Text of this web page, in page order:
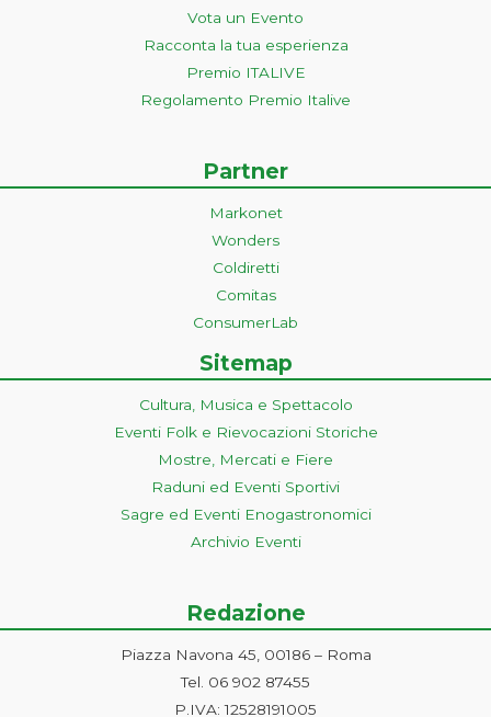
Vota un Evento
Racconta la tua esperienza
Premio ITALIVE
Regolamento Premio Italive
Partner
Markonet
Wonders
Coldiretti
Comitas
ConsumerLab
Sitemap
Cultura, Musica e Spettacolo
Eventi Folk e Rievocazioni Storiche
Mostre, Mercati e Fiere
Raduni ed Eventi Sportivi
Sagre ed Eventi Enogastronomici
Archivio Eventi
Redazione
Piazza Navona 45, 00186 – Roma
Tel. 06 902 87455
P.IVA: 12528191005